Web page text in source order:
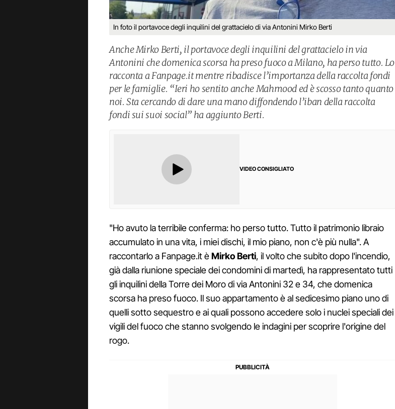
In foto il portavoce degli inquilini del grattacielo di via Antonini Mirko Berti
Anche Mirko Berti, il portavoce degli inquilini del grattacielo in via
Antonini che domenica scorsa ha preso fuoco a Milano, ha perso tutto. Lo
racconta a Fanpage.it mentre ribadisce l’importanza della raccolta fondi
per le famiglie. “Ieri ho sentito anche Mahmood ed è scosso tanto quanto
noi. Sta cercando di dare una mano diffondendo l’iban della raccolta
fondi sui suoi social” ha aggiunto Berti.
VIDEO CONSIGLIATO
"Ho avuto la terribile conferma: ho perso tutto. Tutto il patrimonio libraio
accumulato in una vita, i miei dischi, il mio piano, non c'è più nulla". A
raccontarlo a Fanpage.it èMirko Berti, il volto che subito dopo l'incendio,
già dalla riunione speciale dei condomini di martedì, ha rappresentato tutti
gli inquilini della Torre dei Moro di via Antonini 32 e 34, che domenica
scorsa ha preso fuoco. Il suo appartamento è al sedicesimo piano uno di
quelli sotto sequestro e ai quali possono accedere solo i nuclei speciali dei
vigili del fuoco che stanno svolgendo le indagini per scoprire l'origine del
rogo.